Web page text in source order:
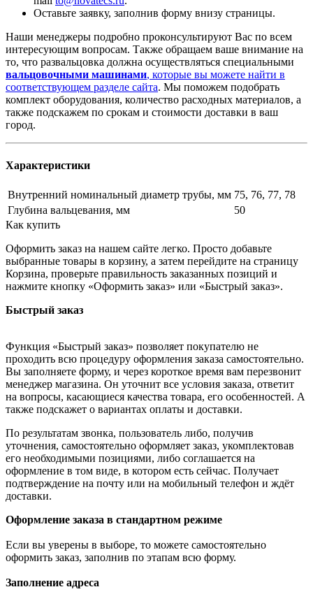
Оставьте заявку, заполнив форму внизу страницы.
Наши менеджеры подробно проконсультируют Вас по всем
интересующим вопросам. Также обращаем ваше внимание на
то, что развальцовка должна осуществляться специальными
вальцовочными машинами, которые вы можете найти в
соответствующем разделе сайта. Мы поможем подобрать
комплект оборудования, количество расходных материалов, а
также подскажем по срокам и стоимости доставки в ваш
город.
Характеристики
Внутренний номинальный диаметр трубы, мм 75, 76, 77, 78
Глубина вальцевания, мм
50
Как купить
Оформить заказ на нашем сайте легко. Просто добавьте
выбранные товары в корзину, а затем перейдите на страницу
Корзина, проверьте правильность заказанных позиций и
нажмите кнопку «Оформить заказ» или «Быстрый заказ».
Быстрый заказ
Функция «Быстрый заказ» позволяет покупателю не
проходить всю процедуру оформления заказа самостоятельно.
Вы заполняете форму, и через короткое время вам перезвонит
менеджер магазина. Он уточнит все условия заказа, ответит
на вопросы, касающиеся качества товара, его особенностей. А
также подскажет о вариантах оплаты и доставки.
По результатам звонка, пользователь либо, получив
уточнения, самостоятельно оформляет заказ, укомплектовав
его необходимыми позициями, либо соглашается на
оформление в том виде, в котором есть сейчас. Получает
подтверждение на почту или на мобильный телефон и ждёт
доставки.
Оформление заказа в стандартном режиме
Если вы уверены в выборе, то можете самостоятельно
оформить заказ, заполнив по этапам всю форму.
Заполнение адреса